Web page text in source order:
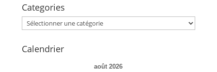
Categories
Categories
Calendrier
août 2026